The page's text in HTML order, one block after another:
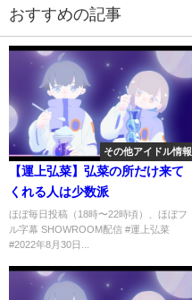
おすすめの記事
その他アイドル情報
【運上弘菜】弘菜の所だけ来て
くれる人は少数派
ほぼ毎日投稿（18時〜22時頃）、ほぼフ
ル字幕 SHOWROOM配信 #運上弘菜
#2022年8月30日...